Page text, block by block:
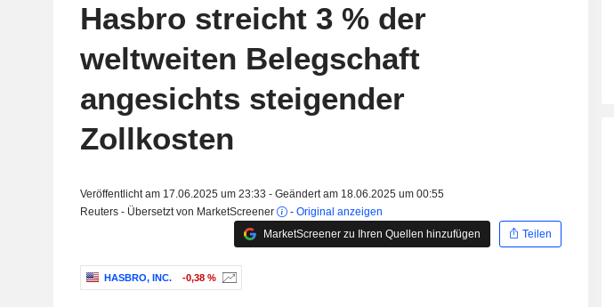
Hasbro streicht 3 % der
weltweiten Belegschaft
angesichts steigender
Zollkosten
Veröffentlicht am 17.06.2025 um 23:33 - Geändert am 18.06.2025 um 00:55
Reuters - Übersetzt von MarketScreener
- Original anzeigen
MarketScreener zu Ihren Quellen hinzufügen
Teilen
HASBRO, INC. -0,38 %